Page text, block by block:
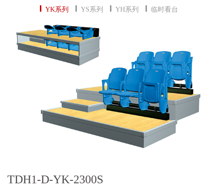
时看台
YK系列 YS系列 YH系列 临时看台
TDH1-D-YK-2300S